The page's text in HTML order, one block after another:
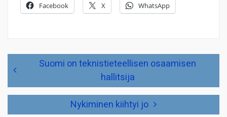
Facebook X WhatsApp
Artikkelien
selaus
Suomi on teknistieteellisen osaamisen
hallitsija
Nykiminen kiihtyi jo